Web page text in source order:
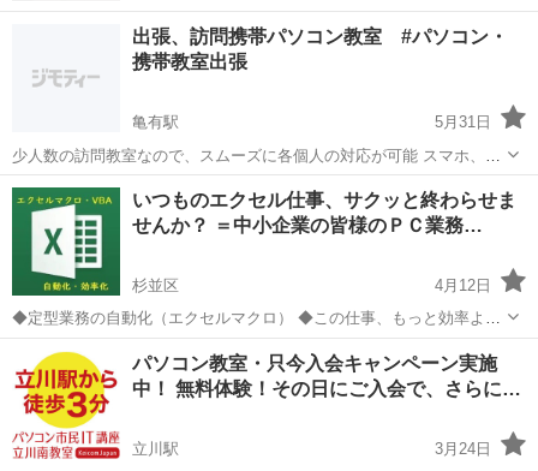
出張、訪問携帯パソコン教室 #パソコン・
携帯教室出張
亀有駅
5月31日
少人数の訪問教室なので、スムーズに各個人の対応が可能 スマホ、携
帯、パソコンなどの初期設定方法や、 エクセル、アプリなどの応用な
ど、 一人では、出来ない方への補助、上達できる教室です。 内容は、
各々対応できますので、 勉強し...
東京 足立区 亀有駅 Windows総合 スマホ
いつものエクセル仕事、サクッと終わらせま
せんか？ ＝中小企業の皆様のＰＣ業務…
杉並区
4月12日
◆定型業務の自動化（エクセルマクロ） ◆この仕事、もっと効率よく
出来ないか？ ◆こんなことやりたいんだけど、簡単なやり方はない？
『ＤＸとかＩＴとか、どこから手を付けたら良いのか分からない』 そ
んなお悩みを解...
東京 Windows総合
パソコン教室・只今入会キャンペーン実施
中！ 無料体験！その日にご入会で、さらに…
立川駅 3月24日